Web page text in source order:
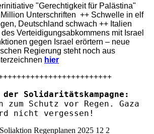
"Gerechtigkeit für Palästina"
Unterschriften ++ Schwelle in elf
Deutschland schwach ++ Italien
Verteidigungsabkommens mit Israel
gegen Israel erörtern – neue
Regierung steht noch aus
hier
der Solidaritätskampagne:
zum Schutz vor Regen. Gaza
nicht vergessen!